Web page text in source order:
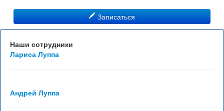
О нас
Контакты
Записаться
Наши сотрудники
Лариса Луппа
Андрей Луппа